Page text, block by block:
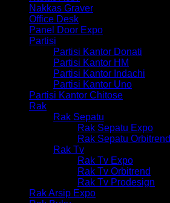
Nakkas Graver
Office Desk
Panel Door Expo
Partisi
Partisi Kantor Donati
Partisi Kantor HM
Partisi Kantor Indachi
Partisi Kantor Uno
Partisi Kantor Chitose
Rak
Rak Sepatu
Rak Sepatu Expo
Rak Sepatu Orbitrend
Rak Tv
Rak Tv Expo
Rak Tv Orbitrend
Rak Tv Prodesign
Rak Arsip Expo